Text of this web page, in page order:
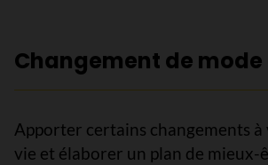
Changement de mode
Apporter certains changements
vie et élaborer un plan de